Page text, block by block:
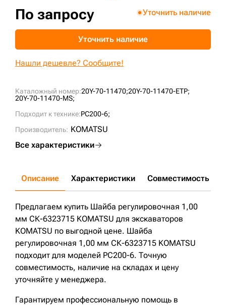
Каталожный номер:20Y-70-11470;20Y-70-11470-ETP;
20Y-70-11470-MS;
Подходит к технике:PC200-6;
Производитель: KOMATSU
Все характеристики
По запросу Уточнить наличие
Уточнить наличие
Нашли дешевле? Сообщите!
Описание Характеристики Совместимость
Предлагаем купить Шайба регулировочная 1,00
мм СК-6323715 KOMATSU для экскаваторов
KOMATSU по выгодной цене. Шайба
регулировочная 1,00 мм СК-6323715 KOMATSU
подходит для моделей PC200-6. Точную
совместимость, наличие на складах и цену
уточняйте у менеджера.
Гарантируем профессиональную помощь в